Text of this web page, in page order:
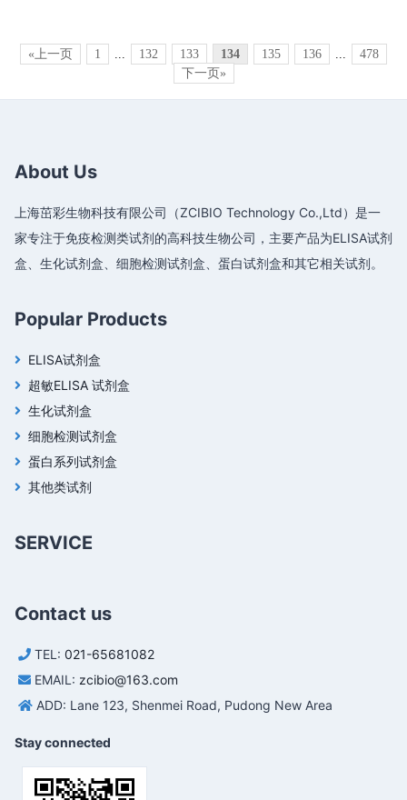
«上一页 1 ... 132 133 134 135 136 ...
478
下一页»
About Us
上海茁彩生物科技有限公司（ZCIBIO Technology Co.,Ltd）是一
家专注于免疫检测类试剂的高科技生物公司，主要产品为ELISA试剂
盒、生化试剂盒、细胞检测试剂盒、蛋白试剂盒和其它相关试剂。
Popular Products
ELISA试剂盒
超敏ELISA 试剂盒
生化试剂盒
细胞检测试剂盒
蛋白系列试剂盒
其他类试剂
SERVICE
Contact us
TEL: 021-65681082
EMAIL: zcibio@163.com
ADD: Lane 123, Shenmei Road, Pudong New Area
Stay connected